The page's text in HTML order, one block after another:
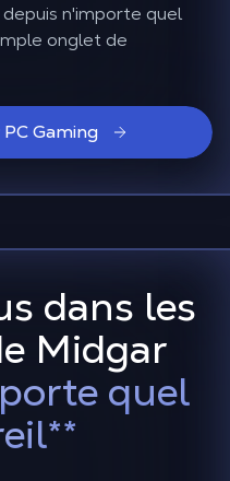
n'importe quel
onglet de
Gaming
dans les
Midgar
quel
**